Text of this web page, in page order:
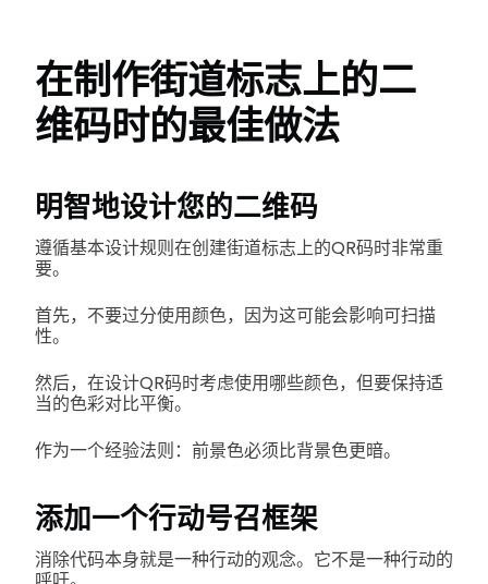
在制作街道标志上的二
维码时的最佳做法
明智地设计您的二维码
遵循基本设计规则在创建街道标志上的QR码时非常重
要。
首先，不要过分使用颜色，因为这可能会影响可扫描
性。
然后，在设计QR码时考虑使用哪些颜色，但要保持适
当的色彩对比平衡。
作为一个经验法则：前景色必须比背景色更暗。
添加一个行动号召框架
消除代码本身就是一种行动的观念。它不是一种行动的